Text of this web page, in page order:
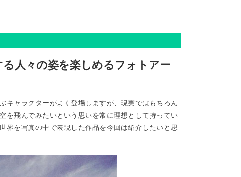
人々の姿を楽しめるフォトアー
キャラクターがよく登場しますが、現実ではもちろん
を飛んでみたいという思いを常に理想として持ってい
界を写真の中で表現した作品を今回は紹介したいと思